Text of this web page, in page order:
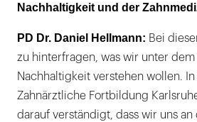
Nachhaltigkeit und der
PD Dr. Daniel Hellmann: Bei
zu hinterfragen, was wir unter
Nachhaltigkeit verstehen wollen.
Zahnärztliche Fortbildung
darauf verständigt, dass wir uns